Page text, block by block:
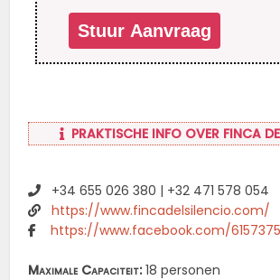
PRAKTISCHE INFO OVER FINCA
+34 655 026 380 | +32 471 578 054
https://www.fincadelsilencio.com/
https://www.facebook.com/
Maximale Capaciteit:18 personen